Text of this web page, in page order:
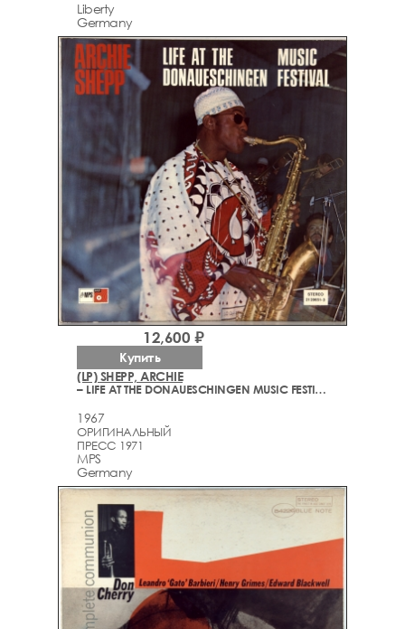
Liberty
Germany
(LP) SHEPP, ARCHIE
– LIFE AT THE DONAUESCHINGEN MUSIC FESTIVAL
1967
ОРИГИНАЛЬНЫЙ
ПРЕСС 1971
MPS
Germany
12,600 ₽
Купить